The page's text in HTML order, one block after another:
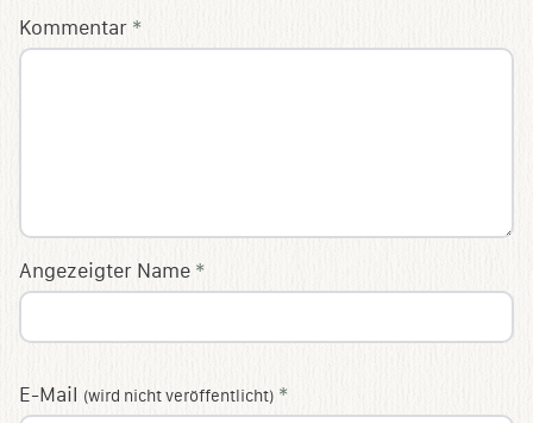
Kommentar *
Angezeigter Name *
E-Mail (wird nicht veröffentlicht) *